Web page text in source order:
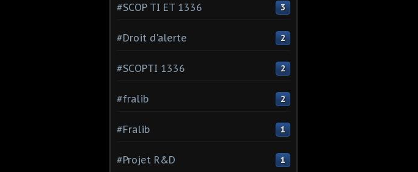
#SCOP TI ET 1336 3
#Droit d'alerte 2
#SCOPTI 1336 2
#fralib 2
#Fralib 1
#Projet R&D 1